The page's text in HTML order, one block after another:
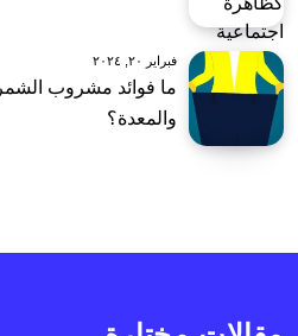
فبراير ٢٠, ٢٠٢٤
ما فوائد مشروب
والمعدة؟